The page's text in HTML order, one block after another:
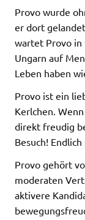
Provo wurde
er dort
wartet Provo
Ungarn auf
Leben haben
Provo ist ein
Kerlchen.
direkt freudig
Besuch!
Provo gehört
moderaten
aktivere